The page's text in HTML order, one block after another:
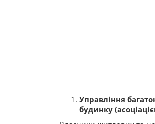
Управління
будинку